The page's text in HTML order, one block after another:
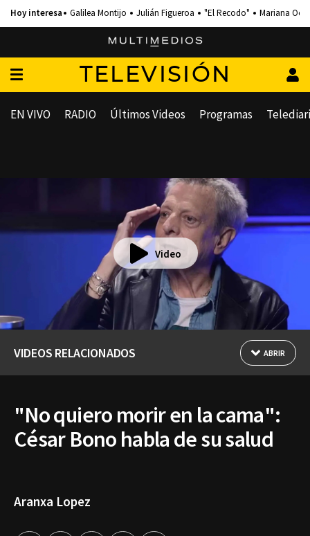
Galilea Montijo Julián Figueroa "El Recodo" Mariana
TELEVISIÓN
EN VIVO RADIO Últimos Videos Programas
Video
VIDEOS RELACIONADOS ABRIR
"No quiero morir en la cama":
César Bono habla de su salud
Aranxa Lopez